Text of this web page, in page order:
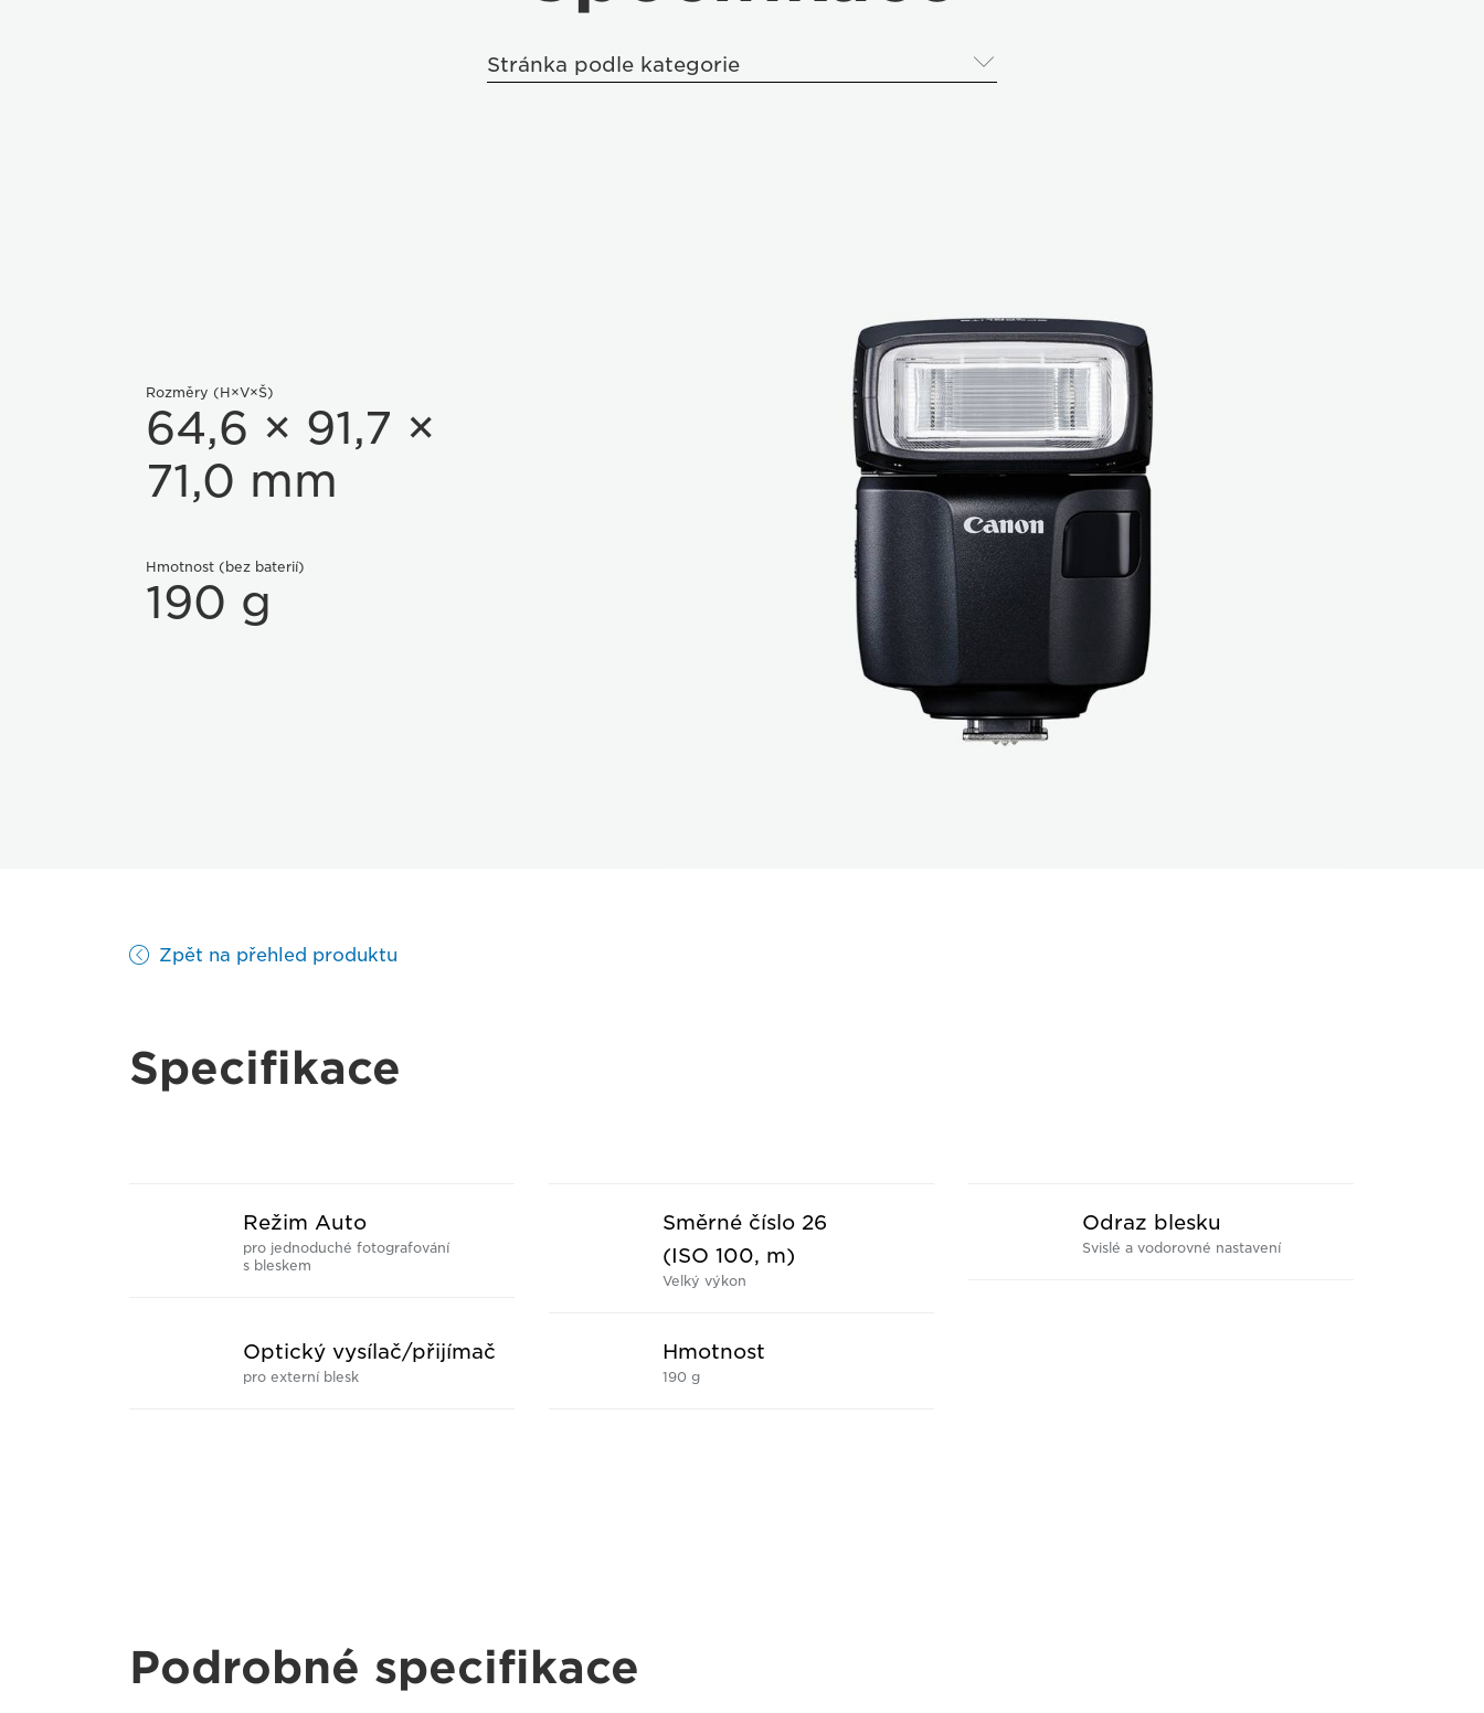
Stránka podle kategorie
Rozměry (H×V×Š)
64,6 × 91,7 ×
71,0 mm
Hmotnost (bez baterií)
190 g
Zpět na přehled produktu
Specifikace
Režim Auto
pro jednoduché fotografování
s bleskem
Směrné číslo 26
(ISO 100, m)
Velký výkon
Odraz blesku
Svislé a vodorovné nastavení
Optický vysílač/přijímač
pro externí blesk
Hmotnost
190 g
Podrobné specifikace